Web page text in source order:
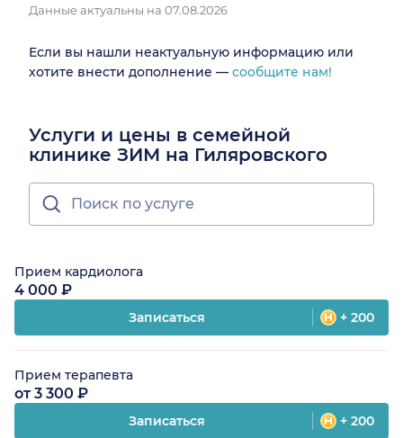
здоровью пациентов. Семейная клиника «ЗИМ»
важно для людей любого возраста.
Данные актуальны на 07.08.2026
Если вы нашли неактуальную информацию или
хотите внести дополнение — сообщите нам!
Услуги и цены в семейной
клинике ЗИМ на Гиляровского
Прием кардиолога
4 000 ₽
Записаться + 200
Прием терапевта
от 3 300 ₽
Записаться + 200